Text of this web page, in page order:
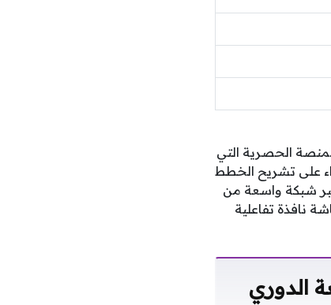
سبورت لمتابعة الدوري المصري 2025 في كونها المنصة الحصرية التي
على تشريح الخطط
عبر شبكة واسعة من
نافذة تفاعلية
الدوري